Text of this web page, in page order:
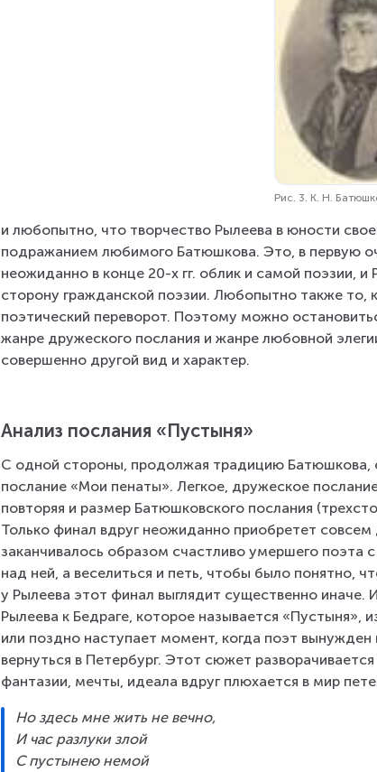
Рис. 3. К. Н.
и любопытно, что творчество Рылеева в юности
подражанием любимого Батюшкова. Это, в первую
неожиданно в конце 20-х гг. облик и самой поэзии,
сторону гражданской поэзии. Любопытно также то,
поэтический переворот. Поэтому можно
жанре дружеского послания и жанре любовной
совершенно другой вид и характер.
Анализ послания «Пустыня»
С одной стороны, продолжая традицию Батюшкова,
послание «Мои пенаты». Легкое, дружеское
повторяя и размер Батюшковского послания
Только финал вдруг неожиданно приобретет
заканчивалось образом счастливо умершего поэта
над ней, а веселиться и петь, чтобы было понятно,
у Рылеева этот финал выглядит существенно иначе.
Рылеева к Бедраге, которое называется «Пустыня»,
или поздно наступает момент, когда поэт вынужден
вернуться в Петербург. Этот сюжет
фантазии, мечты, идеала вдруг плюхается в мир
Но здесь мне жить не вечно,
И час разлуки злой
С пустынею немой